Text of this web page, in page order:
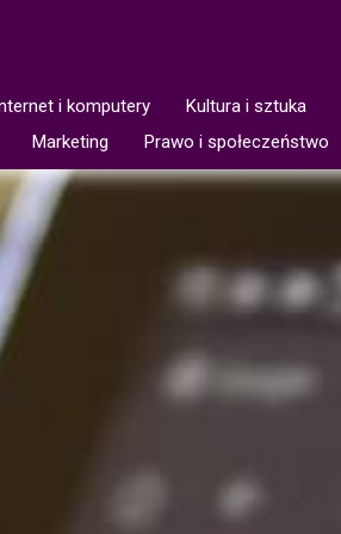
i komputery Kultura i sztuka
Marketing Prawo i społeczeństwo